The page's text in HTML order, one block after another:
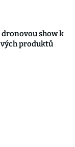
dronovou show k
produktů